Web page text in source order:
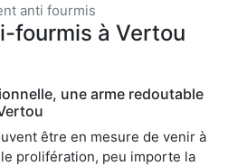
anti fourmis
fourmis à Vertou
une arme redoutable
être en mesure de venir à
prolifération, peu importe la